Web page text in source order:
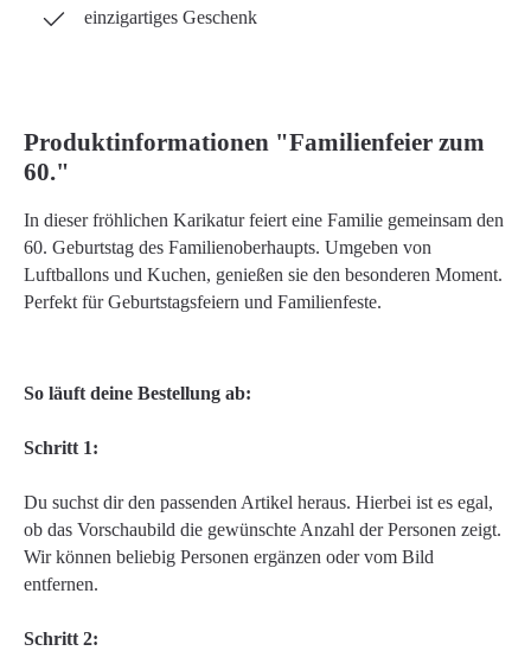
einzigartiges Geschenk
Produktinformationen "Familienfeier zum
60."
In dieser fröhlichen Karikatur feiert eine Familie gemeinsam den
60. Geburtstag des Familienoberhaupts. Umgeben von
Luftballons und Kuchen, genießen sie den besonderen Moment.
Perfekt für Geburtstagsfeiern und Familienfeste.
So läuft deine Bestellung ab:
Schritt 1:
Du suchst dir den passenden Artikel heraus. Hierbei ist es egal,
ob das Vorschaubild die gewünschte Anzahl der Personen zeigt.
Wir können beliebig Personen ergänzen oder vom Bild
entfernen.
Schritt 2: